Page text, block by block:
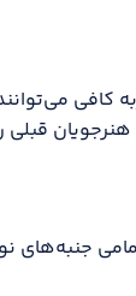
کافی
قبلی
جنبه‌های